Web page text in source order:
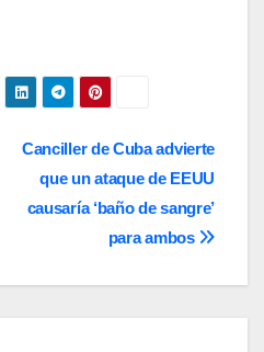
Canciller de Cuba advierte
que un ataque de EEUU
causaría ‘baño de sangre’
para ambos